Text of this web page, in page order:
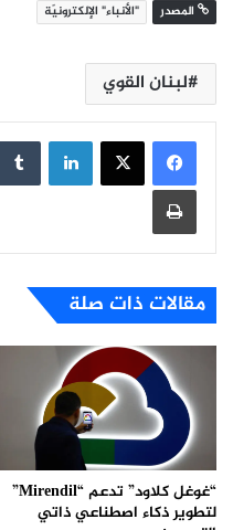
المصدر "الأنباء" الإلكترونيّة
لبنان القوي
لينكدإن
طباعة
مقالات ذات صلة
“غوغل كلاود” تدعم “Mirendil”
لتطوير ذكاء اصطناعي ذاتي